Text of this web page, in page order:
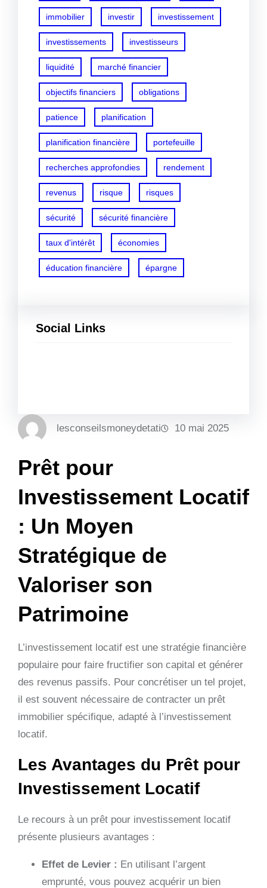
immobilier investir investissement
investissements investisseurs
liquidité marché financier
objectifs financiers obligations
patience planification
planification financière portefeuille
recherches approfondies rendement
revenus risque risques
sécurité sécurité financière
taux d'intérêt économies
éducation financière épargne
Social Links
lesconseilsmoneydetati 10 mai 2025
Prêt pour
Investissement Locatif
: Un Moyen
Stratégique de
Valoriser son
Patrimoine
L’investissement locatif est une stratégie financière
populaire pour faire fructifier son capital et générer
des revenus passifs. Pour concrétiser un tel projet,
il est souvent nécessaire de contracter un prêt
immobilier spécifique, adapté à l’investissement
locatif.
Les Avantages du Prêt pour
Investissement Locatif
Le recours à un prêt pour investissement locatif
présente plusieurs avantages :
Effet de Levier : En utilisant l’argent
emprunté, vous pouvez acquérir un bien